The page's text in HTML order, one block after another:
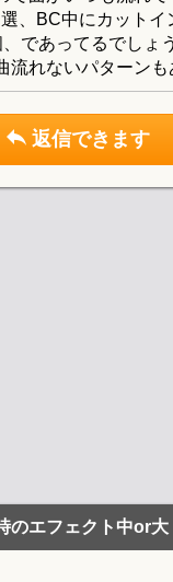
、BC中にカットイ
であってるでしょ
流れないパターンも
返信できます
のエフェクト中or大